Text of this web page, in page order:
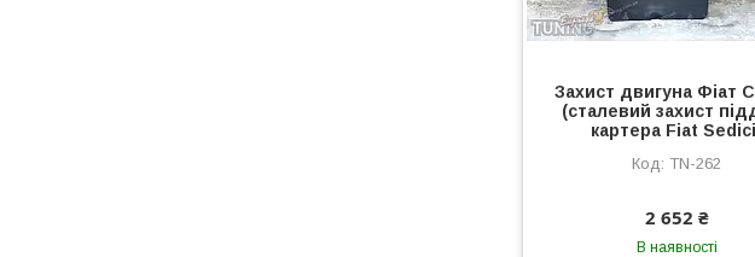
Захист двигуна Фіат
(сталевий захист
картера Fiat
TN-262
2 652 ₴
В наявності